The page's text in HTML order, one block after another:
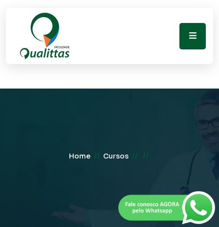
Home // Cursos // //